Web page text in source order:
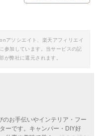
アソシエイト、楽天アフィリエイ
参加しています。当サービスの記
が弊社に還元されます。
お手伝いやインテリア・フー
ーです。キャンパー・DIY好